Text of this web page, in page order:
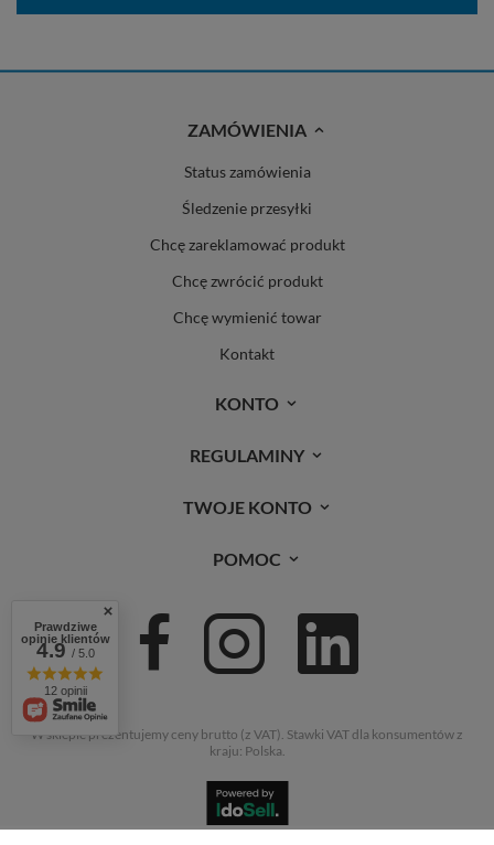
ZAMÓWIENIA
Status zamówienia
Śledzenie przesyłki
Chcę zareklamować produkt
Chcę zwrócić produkt
Chcę wymienić towar
Kontakt
KONTO
REGULAMINY
TWOJE KONTO
POMOC
W sklepie prezentujemy ceny brutto (z VAT). Stawki VAT dla konsumentów z
kraju: Polska.
Prawdziwe
opinie klientów
4.9/ 5.0
12 opinii